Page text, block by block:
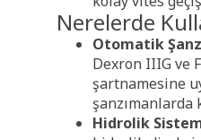
Nerelerde
Otomatik
Dexron IIIG ve
şartnamesine
şanzımanlarda
Hidrolik